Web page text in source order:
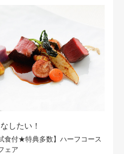
したい！
食付★特典多数】ハーフコース
ェア